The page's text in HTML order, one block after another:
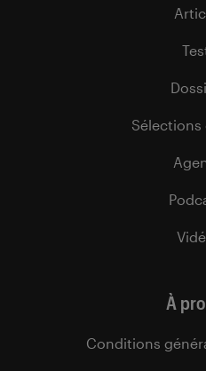
Sélections
À
Conditions